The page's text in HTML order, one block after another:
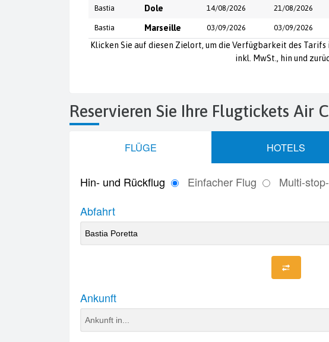
Bastia Dole 14/08/2026 21/08/2026
Bastia Marseille 03/09/2026 03/09/2026
Klicken Sie auf diesen Zielort, um die Verfügbarkeit des
inkl. MwSt., hin und
Reservieren Sie Ihre Flugtickets Air